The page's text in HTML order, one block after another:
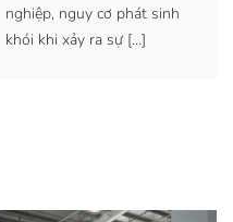
nghiệp, nguy cơ phát sinh
khói khi xảy ra sự[…]